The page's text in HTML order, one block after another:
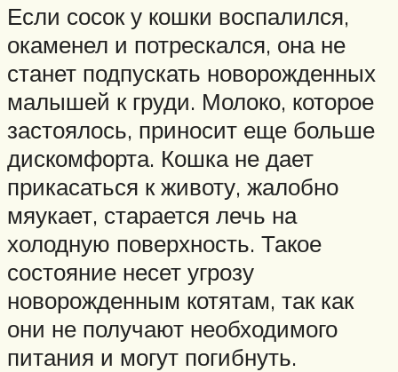
Если сосок у кошки воспалился,
окаменел и потрескался, она не
станет подпускать новорожденных
малышей к груди. Молоко, которое
застоялось, приносит еще больше
дискомфорта. Кошка не дает
прикасаться к животу, жалобно
мяукает, старается лечь на
холодную поверхность. Такое
состояние несет угрозу
новорожденным котятам, так как
они не получают необходимого
питания и могут погибнуть.